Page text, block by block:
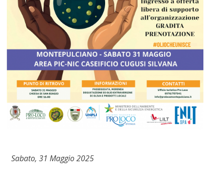
Sabato, 31 Maggio 2025